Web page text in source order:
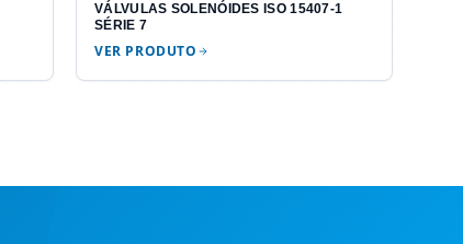
VÁLVULAS SOLENÓIDES ISO 15407-1
SÉRIE 7
VER PRODUTO